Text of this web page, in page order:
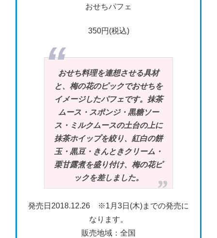
おせちパフェ
350円(税込)
おせち料理を連想させる具材
と、梅の花のピックでおせちを
イメージしたパフェです。抹茶
ムース・スポンジ・黒糖ソー
ス・ミルクムースの土台の上に
抹茶ホイップを絞り、紅白の餅
玉・黒豆・きんときクリーム・
栗甘露煮を盛り付け、梅の花ピ
ックを差しました。
発売日2018.12.26 ※1月3日(木)までの発売に
なります。
販売地域：全国